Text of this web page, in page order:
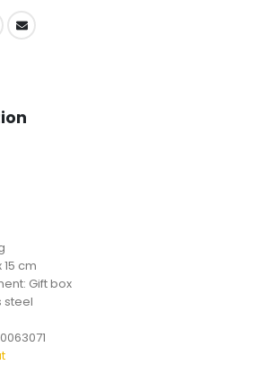
cm
Gift box
steel